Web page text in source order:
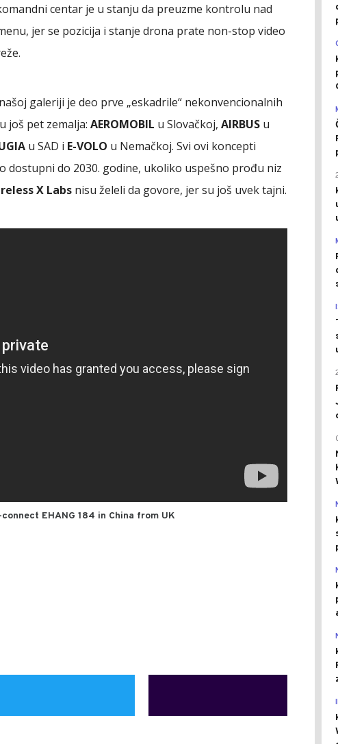
centar je u stanju da preuzme kontrolu nad
jer se pozicija i stanje drona prate non-stop video
galeriji je deo prve „eskadrile“ nekonvencionalnih
još pet zemalja: AEROMOBIL u Slovačkoj, AIRBUS u
u SAD i E-VOLO u Nemačkoj. Svi ovi koncepti
dostupni do 2030. godine, ukoliko uspešno prođu niz
X Labs nisu želeli da govore, jer su još uvek tajni.
EHANG 184 in China from UK